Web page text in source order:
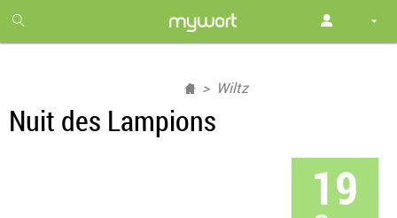
month
free
Wiltz
Nuit des Lampions
19